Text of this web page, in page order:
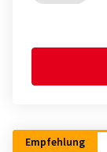
Empfehlung